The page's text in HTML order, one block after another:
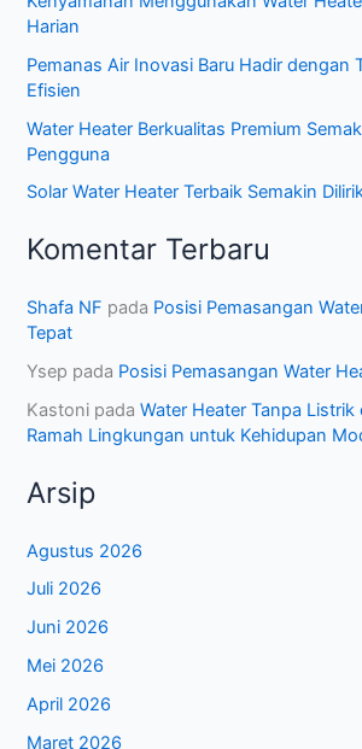
Harian
Pemanas Air Inovasi Baru Hadir dengan
Efisien
Water Heater Berkualitas Premium
Pengguna
Solar Water Heater Terbaik Semakin
Komentar Terbaru
Shafa NF pada Posisi Pemasangan
Tepat
Ysep pada Posisi Pemasangan Water
Kastoni padaWater Heater Tanpa Listrik
Ramah Lingkungan untuk Kehidupan
Arsip
Agustus 2026
Juli 2026
Juni 2026
Mei 2026
April 2026
Maret 2026